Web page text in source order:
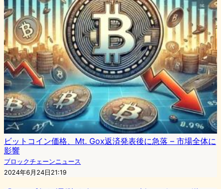
ビットコイン価格、Mt. Gox返済発表後に急落 – 市場全体に
影響
ブロックチェーンニュース
2024年6月24日21:19